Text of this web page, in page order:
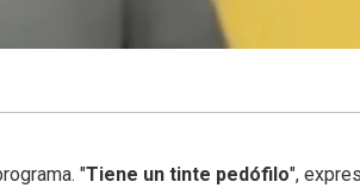
"Tiene un tinte pedófilo",